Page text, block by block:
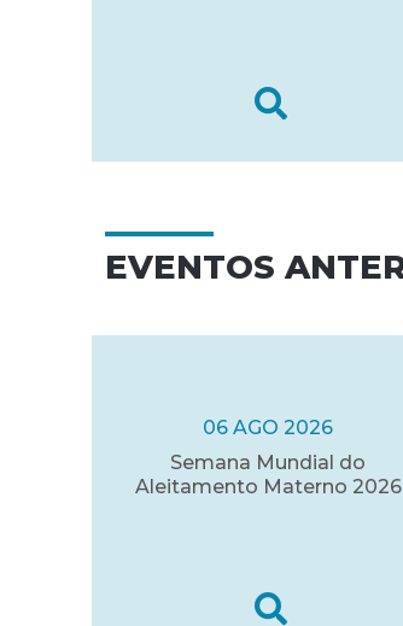
EVENTOS
06 AGO 2026
Semana Mundial do
Aleitamento Materno 2026